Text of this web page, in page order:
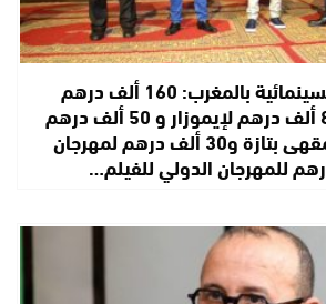
دعم المهرجانات السينمائية بالمغرب: 160 ألف درهم
لمهرجان فاس و80 ألف درهم لإيموزار و 50 ألف درهم
لمهرجان سينما المقهى بتازة و30 ألف درهم لمهرجان